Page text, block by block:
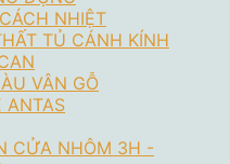
NHIỆT
TỦ CÁNH KÍNH
VÂN GỖ
ANTAS
CỬA NHÔM 3H -